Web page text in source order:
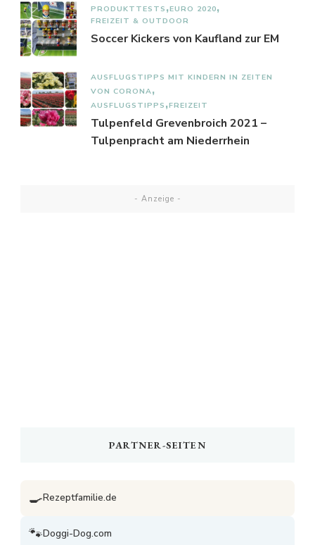
PRODUKTTESTS EURO 2020
FREIZEIT & OUTDOOR
Soccer Kickers von Kaufland zur EM
AUSFLUGSTIPPS MIT KINDERN IN ZEITEN
VON CORONA
AUSFLUGSTIPPS FREIZEIT
Tulpenfeld Grevenbroich 2021 –
Tulpenpracht am Niederrhein
- Anzeige -
PARTNER-SEITEN
🍳Rezeptfamilie.de
🐾Doggi-Dog.com